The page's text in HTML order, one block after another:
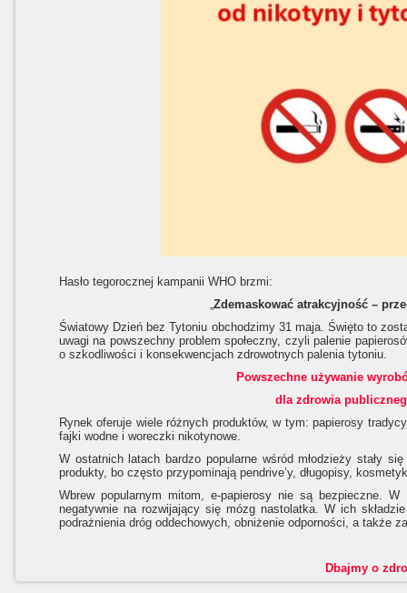
Hasło tegorocznej kampanii WHO brzmi:
„Zdemaskować atrakcyjność –
Światowy Dzień bez Tytoniu obchodzimy 31 maja. Święto to
uwagi na powszechny problem społeczny, czyli palenie
o szkodliwości i konsekwencjach zdrowotnych palenia tytoniu.
Powszechne używanie
dla zdrowia
Rynek oferuje wiele różnych produktów, w tym: papierosy
fajki wodne i woreczki nikotynowe.
W ostatnich latach bardzo popularne wśród młodzieży stały
produkty, bo często przypominają pendrive’y, długopisy,
Wbrew popularnym mitom, e-papierosy nie są bezpieczne.
negatywnie na rozwijający się mózg nastolatka. W ich
podrażnienia dróg oddechowych, obniżenie odporności, a także
Dbajmy o